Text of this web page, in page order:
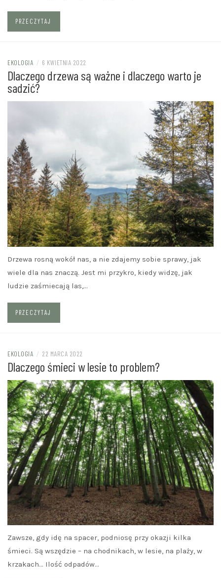
PRZECZYTAJ
EKOLOGIA / 6 KWIETNIA 2022
Dlaczego drzewa są ważne i dlaczego warto je
sadzić?
Drzewa rosną wokół nas, a nie zdajemy sobie sprawy, jak
wiele dla nas znaczą. Jest mi przykro, kiedy widzę, jak
ludzie zaśmiecają las,…
PRZECZYTAJ
EKOLOGIA / 22 MARCA 2022
Dlaczego śmieci w lesie to problem?
Zawsze, gdy idę na spacer, podniosę przy okazji kilka
śmieci. Są wszędzie – na chodnikach, w lesie, na plaży, w
krzakach… Ilość odpadów…